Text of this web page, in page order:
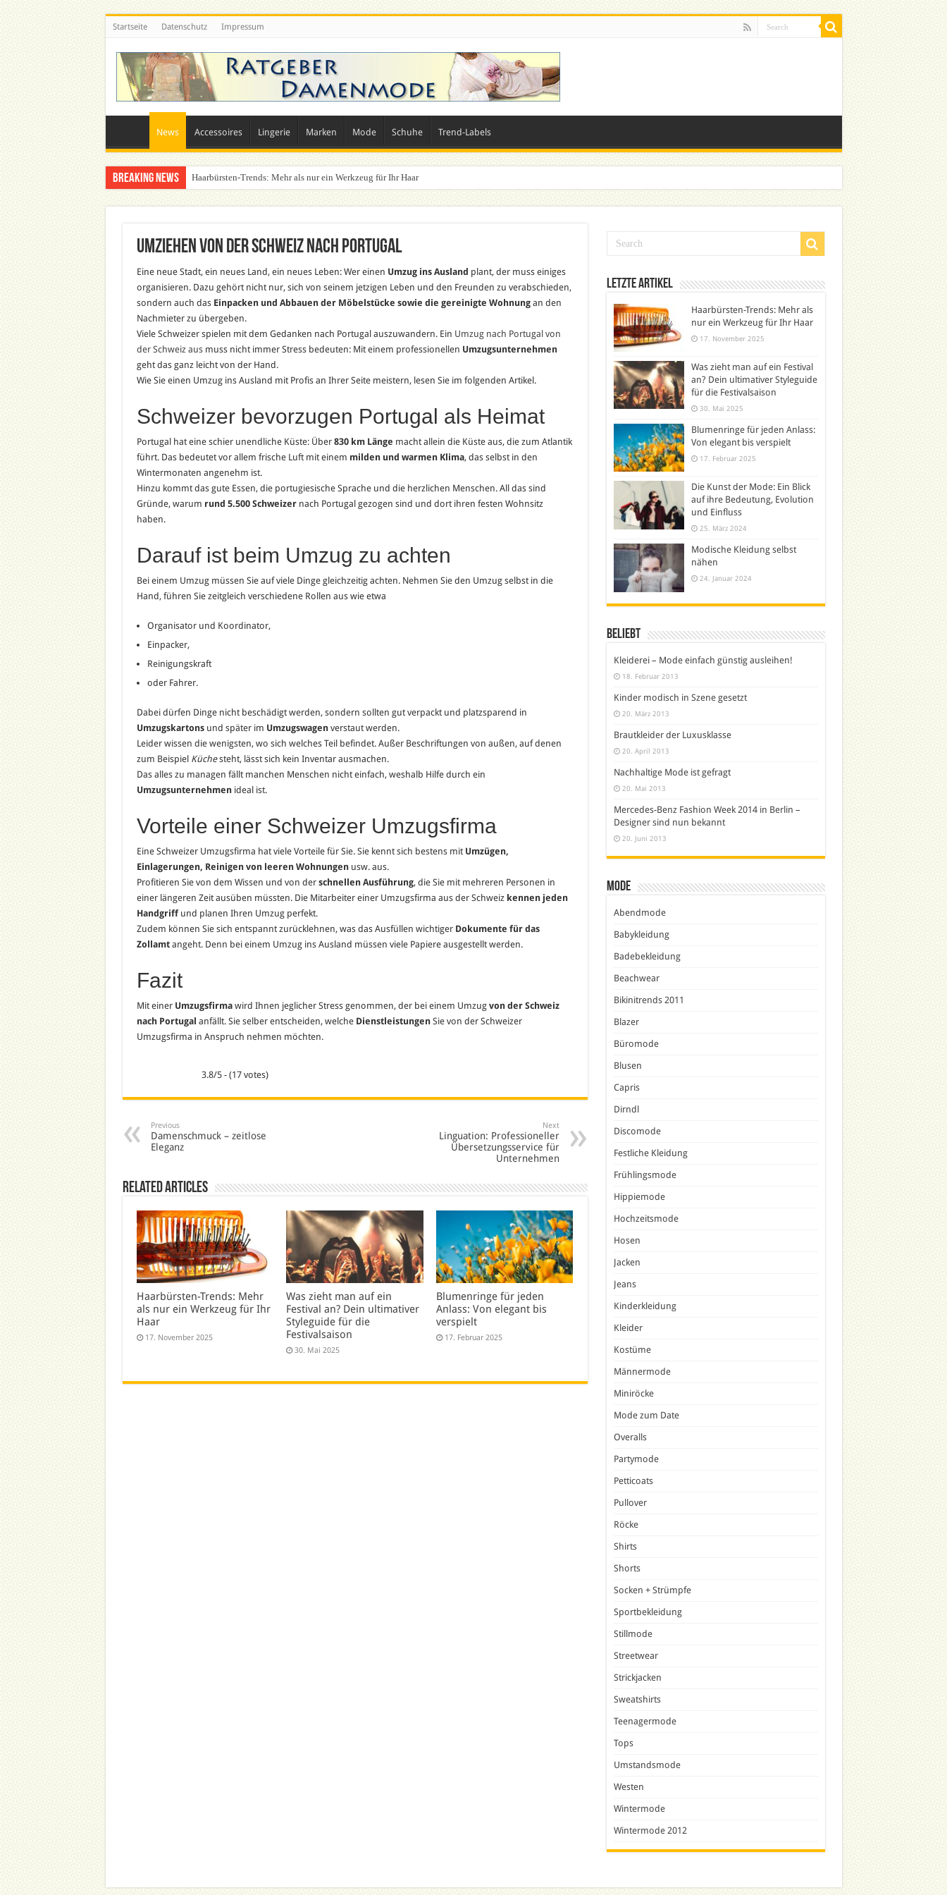
Startseite Datenschutz Impressum
News Accessoires Lingerie Marken Mode Schuhe Trend-Labels
Breaking News Haarbürsten-Trends: Mehr als nur ein Werkzeug für Ihr Haar
Umziehen von der Schweiz nach Portugal
Eine neue Stadt, ein neues Land, ein neues Leben: Wer einen Umzug ins Ausland plant, der muss einiges
organisieren. Dazu gehört nicht nur, sich von seinem jetzigen Leben und den Freunden zu verabschieden,
sondern auch das Einpacken und Abbauen der Möbelstücke sowie die gereinigte Wohnungan den
Nachmieter zu übergeben.
Viele Schweizer spielen mit dem Gedanken nach Portugal auszuwandern. Ein Umzug nach Portugal von
der Schweiz ausmuss nicht immer Stress bedeuten: Mit einem professionellen Umzugsunternehmen
geht das ganz leicht von der Hand.
Wie Sie einen Umzug ins Ausland mit Profis an Ihrer Seite meistern, lesen Sie im folgenden Artikel.
Schweizer bevorzugen Portugal als Heimat
Portugal hat eine schier unendliche Küste: Über 830 km Länge macht allein die Küste aus, die zum Atlantik
führt. Das bedeutet vor allem frische Luft mit einem milden und warmen Klima, das selbst in den
Wintermonaten angenehm ist.
Hinzu kommt das gute Essen, die portugiesische Sprache und die herzlichen Menschen. All das sind
Gründe, warum rund 5.500 Schweizernach Portugal gezogen sind und dort ihren festen Wohnsitz
haben.
Darauf ist beim Umzug zu achten
Bei einem Umzug müssen Sie auf viele Dinge gleichzeitig achten. Nehmen Sie den Umzug selbst in die
Hand, führen Sie zeitgleich verschiedene Rollen aus wie etwa
Organisator und Koordinator,
Einpacker,
Reinigungskraft
oder Fahrer.
Dabei dürfen Dinge nicht beschädigt werden, sondern sollten gut verpackt und platzsparend in
Umzugskartonsund später im Umzugswagenverstaut werden.
Leider wissen die wenigsten, wo sich welches Teil befindet. Außer Beschriftungen von außen, auf denen
zum Beispiel Küchesteht, lässt sich kein Inventar ausmachen.
Das alles zu managen fällt manchen Menschen nicht einfach, weshalb Hilfe durch ein
Umzugsunternehmenideal ist.
Vorteile einer Schweizer Umzugsfirma
Eine Schweizer Umzugsfirma hat viele Vorteile für Sie. Sie kennt sich bestens mit Umzügen,
Einlagerungen, Reinigen von leeren Wohnungenusw. aus.
Profitieren Sie von dem Wissen und von der schnellen Ausführung, die Sie mit mehreren Personen in
einer längeren Zeit ausüben müssten. Die Mitarbeiter einer Umzugsfirma aus der Schweiz kennen jeden
Handgriffund planen Ihren Umzug perfekt.
Zudem können Sie sich entspannt zurücklehnen, was das Ausfüllen wichtiger Dokumente für das
Zollamtangeht. Denn bei einem Umzug ins Ausland müssen viele Papiere ausgestellt werden.
Fazit
Mit einer Umzugsfirmawird Ihnen jeglicher Stress genommen, der bei einem Umzug von der Schweiz
nach Portugal anfällt. Sie selber entscheiden, welche DienstleistungenSie von der Schweizer
Umzugsfirma in Anspruch nehmen möchten.
3.8/5 - (17 votes)
Previous
Damenschmuck – zeitlose
Eleganz
Next
Linguation: Professioneller
Übersetzungsservice für
Unternehmen
Related Articles
Haarbürsten-Trends: Mehr
als nur ein Werkzeug für Ihr
Haar
17. November 2025
Was zieht man auf ein
Festival an? Dein ultimativer
Styleguide für die
Festivalsaison
30. Mai 2025
Blumenringe für jeden
Anlass: Von elegant bis
verspielt
17. Februar 2025
Letzte Artikel
Haarbürsten-Trends: Mehr als
nur ein Werkzeug für Ihr Haar
17. November 2025
Was zieht man auf ein Festival
an? Dein ultimativer Styleguide
für die Festivalsaison
30. Mai 2025
Blumenringe für jeden Anlass:
Von elegant bis verspielt
17. Februar 2025
Die Kunst der Mode: Ein Blick
auf ihre Bedeutung, Evolution
und Einfluss
25. März 2024
Modische Kleidung selbst
nähen
24. Januar 2024
Beliebt
Kleiderei – Mode einfach günstig ausleihen!
18. Februar 2013
Kinder modisch in Szene gesetzt
20. März 2013
Brautkleider der Luxusklasse
20. April 2013
Nachhaltige Mode ist gefragt
20. Mai 2013
Mercedes-Benz Fashion Week 2014 in Berlin –
Designer sind nun bekannt
20. Juni 2013
Mode
Abendmode
Babykleidung
Badebekleidung
Beachwear
Bikinitrends 2011
Blazer
Büromode
Blusen
Capris
Dirndl
Discomode
Festliche Kleidung
Frühlingsmode
Hippiemode
Hochzeitsmode
Hosen
Jacken
Jeans
Kinderkleidung
Kleider
Kostüme
Männermode
Miniröcke
Mode zum Date
Overalls
Partymode
Petticoats
Pullover
Röcke
Shirts
Shorts
Socken + Strümpfe
Sportbekleidung
Stillmode
Streetwear
Strickjacken
Sweatshirts
Teenagermode
Tops
Umstandsmode
Westen
Wintermode
Wintermode 2012